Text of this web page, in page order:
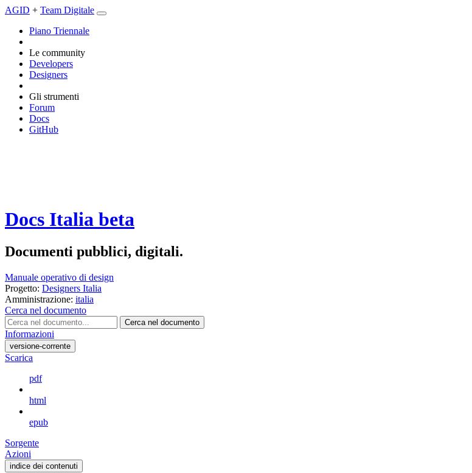
AGID + Team Digitale
Piano Triennale
Le community
Developers
Designers
Gli strumenti
Forum
Docs
GitHub
Docs Italia beta
Documenti pubblici, digitali.
Manuale operativo di design
Progetto: Designers Italia
Amministrazione: italia
Cerca nel documento
Cerca nel documento
Informazioni
versione-corrente
Scarica
pdf
html
epub
Sorgente
Azioni
indice dei contenuti